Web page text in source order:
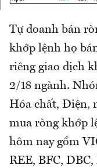
Tự doanh bán
khớp lệnh họ
riêng giao dịch
2/18 ngành.
Hóa chất, Điện,
mua ròng khớp
hôm nay gồm
REE, BFC,